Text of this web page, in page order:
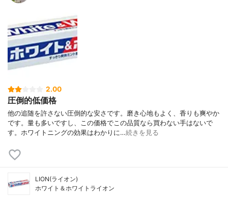
2.00
圧倒的低価格
他の追随を許さない圧倒的な安さです。磨き心地もよく、香りも爽やか
です。量も多いですし、この価格でこの品質なら買わない手はないで
す。ホワイトニングの効果はわかりに…続きを見る
LION(ライオン)
ホワイト＆ホワイトライオン